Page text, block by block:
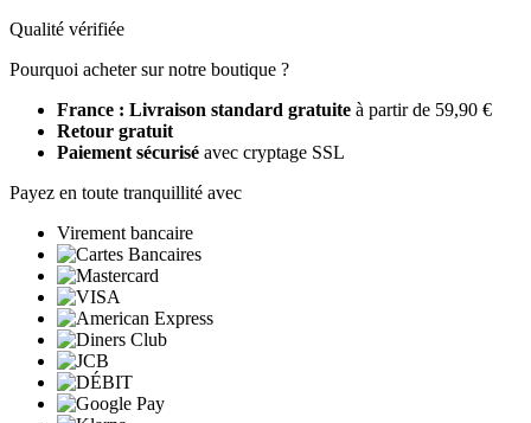
Qualité vérifiée
Pourquoi acheter sur notre boutique ?
France : Livraison standard gratuite à partir de 59,90 €
Retour gratuit
Paiement sécurisé avec cryptage SSL
Payez en toute tranquillité avec
Virement bancaire